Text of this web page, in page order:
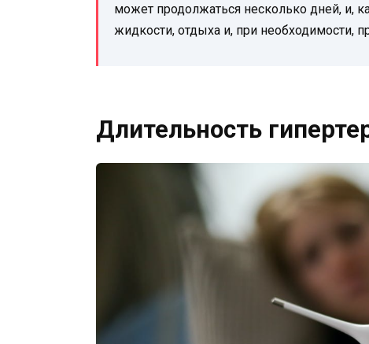
может продолжаться несколько дней, и,
жидкости, отдыха и, при необходимости,
Длительность